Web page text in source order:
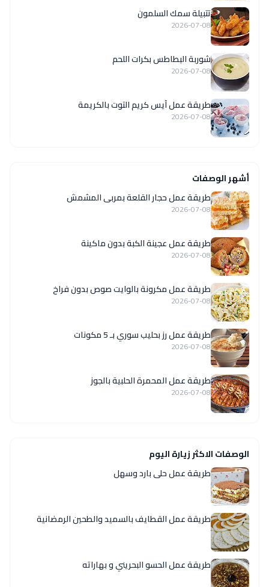
تتبيلة سمك السلمون
2026-07-08
شوربة البطاطس بكرات اللحم
2026-07-08
طريقة عمل آيس كريم التوت بالكريمة
2026-07-08
أشهر الوصفات
طريقة عمل حجار القلعة بمربى المشمش
2026-07-08
طريقة عمل عجينة الكبة بدون ماكينة
2026-07-08
طريقة عمل مكرونة بالوايت صوص بدون فراخ
2026-07-08
طريقة عمل رز بحليب سوري بـ 5 مكونات
2026-07-08
طريقة عمل المحمرة الحلبية بالجوز
2026-07-08
الوصفات الاكثر زيارة اليوم
طريقة عمل حلى بارد وسهل
طريقة عمل القطايف بالسميد والطحين الرمضانية
طريقة عمل الحسو البحريني و بهاراته